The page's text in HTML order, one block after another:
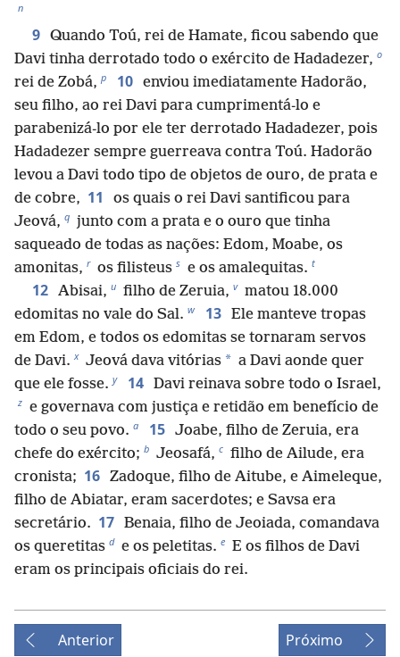
n
9 Quando Toú, rei de Hamate, ficou sabendo que
Davi tinha derrotado todo o exército de Hadadezer, o
rei de Zobá, p 10 enviou imediatamente Hadorão,
seu filho, ao rei Davi para cumprimentá-lo e
parabenizá-lo por ele ter derrotado Hadadezer, pois
Hadadezer sempre guerreava contra Toú. Hadorão
levou a Davi todo tipo de objetos de ouro, de prata e
de cobre, 11
os quais o rei Davi santificou para
Jeová, q junto com a prata e o ouro que tinha
saqueado de todas as nações: Edom, Moabe, os
amonitas, r os filisteus s e os amalequitas. t
12 Abisai, u filho de Zeruia, v matou 18.000
edomitas no vale do Sal. w 13 Ele manteve tropas
em Edom, e todos os edomitas se tornaram servos
de Davi. x Jeová dava vitórias * a Davi aonde quer
que ele fosse. y 14 Davi reinava sobre todo o Israel,
z e governava com justiça e retidão em benefício de
todo o seu povo. a 15 Joabe, filho de Zeruia, era
chefe do exército; b Jeosafá, c filho de Ailude, era
cronista; 16 Zadoque, filho de Aitube, e Aimeleque,
filho de Abiatar, eram sacerdotes; e Savsa era
secretário. 17 Benaia, filho de Jeoiada, comandava
os queretitas d e os peletitas. e E os filhos de Davi
eram os principais oficiais do rei.
Anterior Próximo